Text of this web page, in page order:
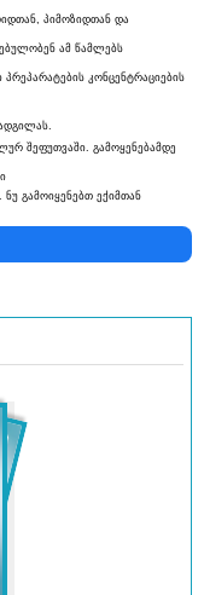
პიმოზიდთან და
ამ წამლებს
კონცენტრაციების
შეფუთვაში. გამოყენებამდე
გამოიყენებთ ექიმთან